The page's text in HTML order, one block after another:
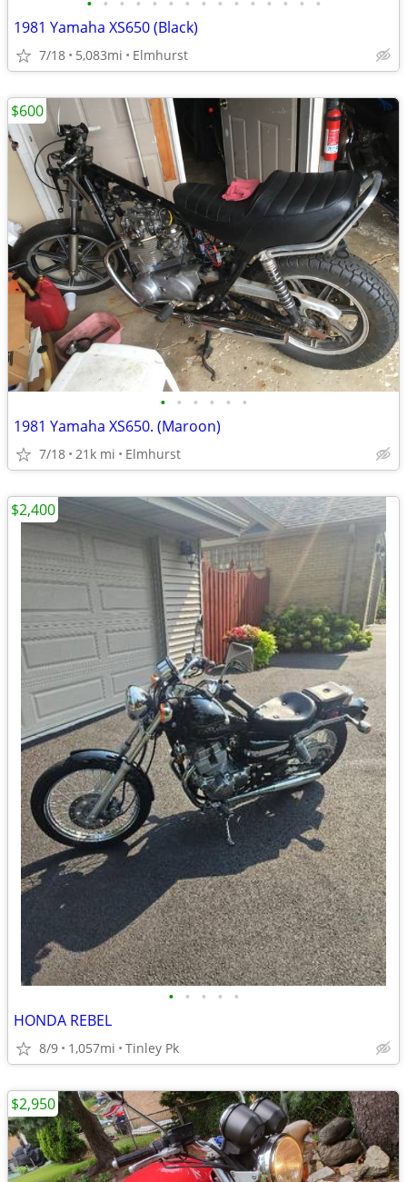
1981 Yamaha XS650 (Black)
7/18 5,083mi Elmhurst
• • • • • •
1981 Yamaha XS650. (Maroon)
7/18 21k mi Elmhurst
$600
• • • • •
HONDA REBEL
8/9 1,057mi Tinley Pk
$2,400
$2,950